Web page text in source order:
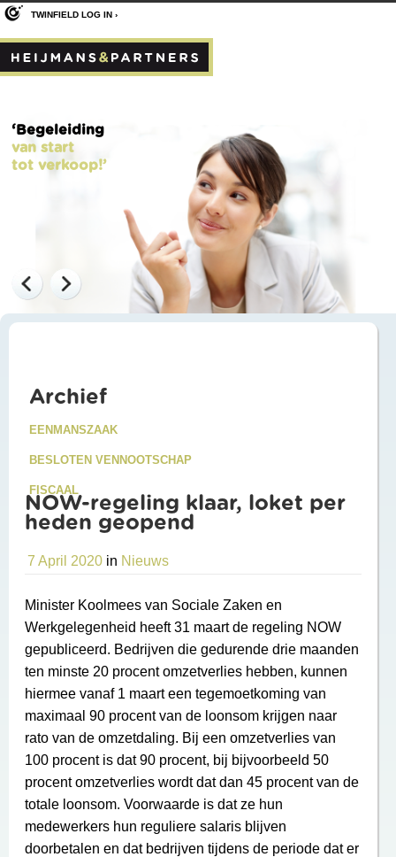
‘Begeleiding
van start
tot verkoop!’
TWINFIELD LOG IN ›
Archief
EENMANSZAAK
BESLOTEN VENNOOTSCHAP
FISCAAL
NOW-regeling klaar, loket per
heden geopend
7 April 2020in Nieuws
Minister Koolmees van Sociale Zaken en
Werkgelegenheid heeft 31 maart de regeling NOW
gepubliceerd. Bedrijven die gedurende drie maanden
ten minste 20 procent omzetverlies hebben, kunnen
hiermee vanaf 1 maart een tegemoetkoming van
maximaal 90 procent van de loonsom krijgen naar
rato van de omzetdaling. Bij een omzetverlies van
100 procent is dat 90 procent, bij bijvoorbeeld 50
procent omzetverlies wordt dat dan 45 procent van de
totale loonsom. Voorwaarde is dat ze hun
medewerkers hun reguliere salaris blijven
doorbetalen en dat bedrijven tijdens de periode dat er